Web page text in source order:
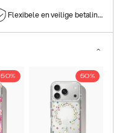
Flexibele en veilige betalingen
50% 50%